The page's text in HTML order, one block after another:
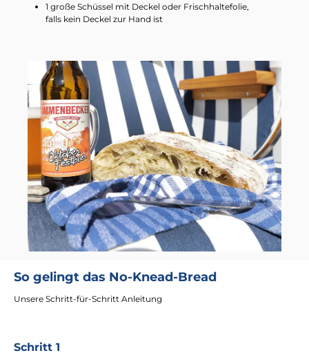
1 große Schüssel mit Deckel oder Frischhaltefolie,
falls kein Deckel zur Hand ist
So gelingt das No-Knead-Bread
Unsere Schritt-für-Schritt Anleitung
Schritt 1